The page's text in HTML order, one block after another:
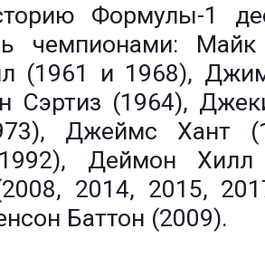
Формулы-1
чемпионами:
(1961 и 1968),
Сэртиз (1964),
Джеймс Хант
Деймон
2014, 2015,
Баттон (2009).